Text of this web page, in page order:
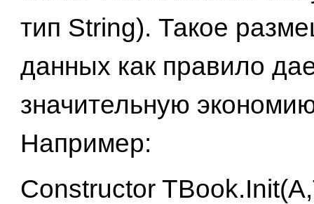
тип String). Такое
данных как правило
значительную
Например:
Constructor